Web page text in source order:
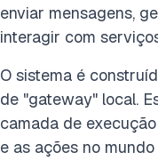
enviar mensagens,
interagir com
O sistema é
de "gateway" local.
camada de
e as ações no